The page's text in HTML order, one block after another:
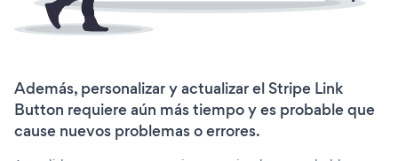
Además, personalizar y actualizar el Stripe Link
Button requiere aún más tiempo y es probable que
cause nuevos problemas o errores.